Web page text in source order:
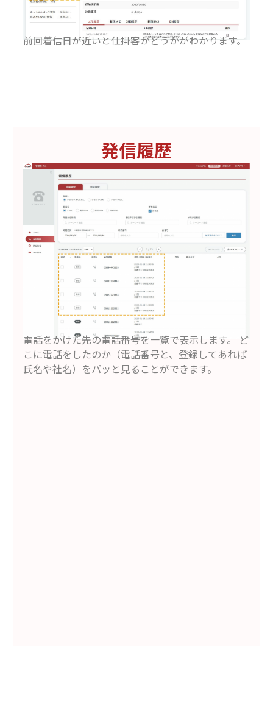
前回着信日が近いと仕掛客かどうかがわかります。
発信履歴
電話をかけた先の電話番号を一覧で表示します。 ど
こに電話をしたのか（電話番号と、登録してあれば
氏名や社名）をパッと見ることができます。